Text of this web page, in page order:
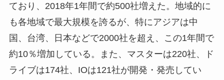
ており、2018年1年間で約500社増えた。地域的に
も各地域で最大規模を誇るが、特にアジアは中
国、台湾、日本などで2000社を超え、この1年間で
約10％増加している。また、マスターは220社、ド
ライブは174社、IOは121社が開発・発売してい